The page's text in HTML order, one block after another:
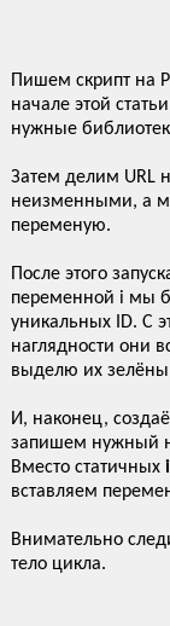
Пишем скрипт на
начале этой
нужные
Затем делим URL
неизменными, а
переменую.
После этого
переменной i мы
уникальных ID. С
наглядности они
выделю их
И, наконец,
запишем нужный
Вместо статичных
вставляем
Внимательно
тело цикла.